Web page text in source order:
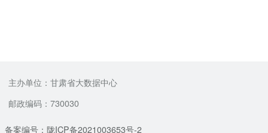
主办单位：甘肃省大数据中心
邮政编码：730030
备案编号：陇ICP备2021003653号-2